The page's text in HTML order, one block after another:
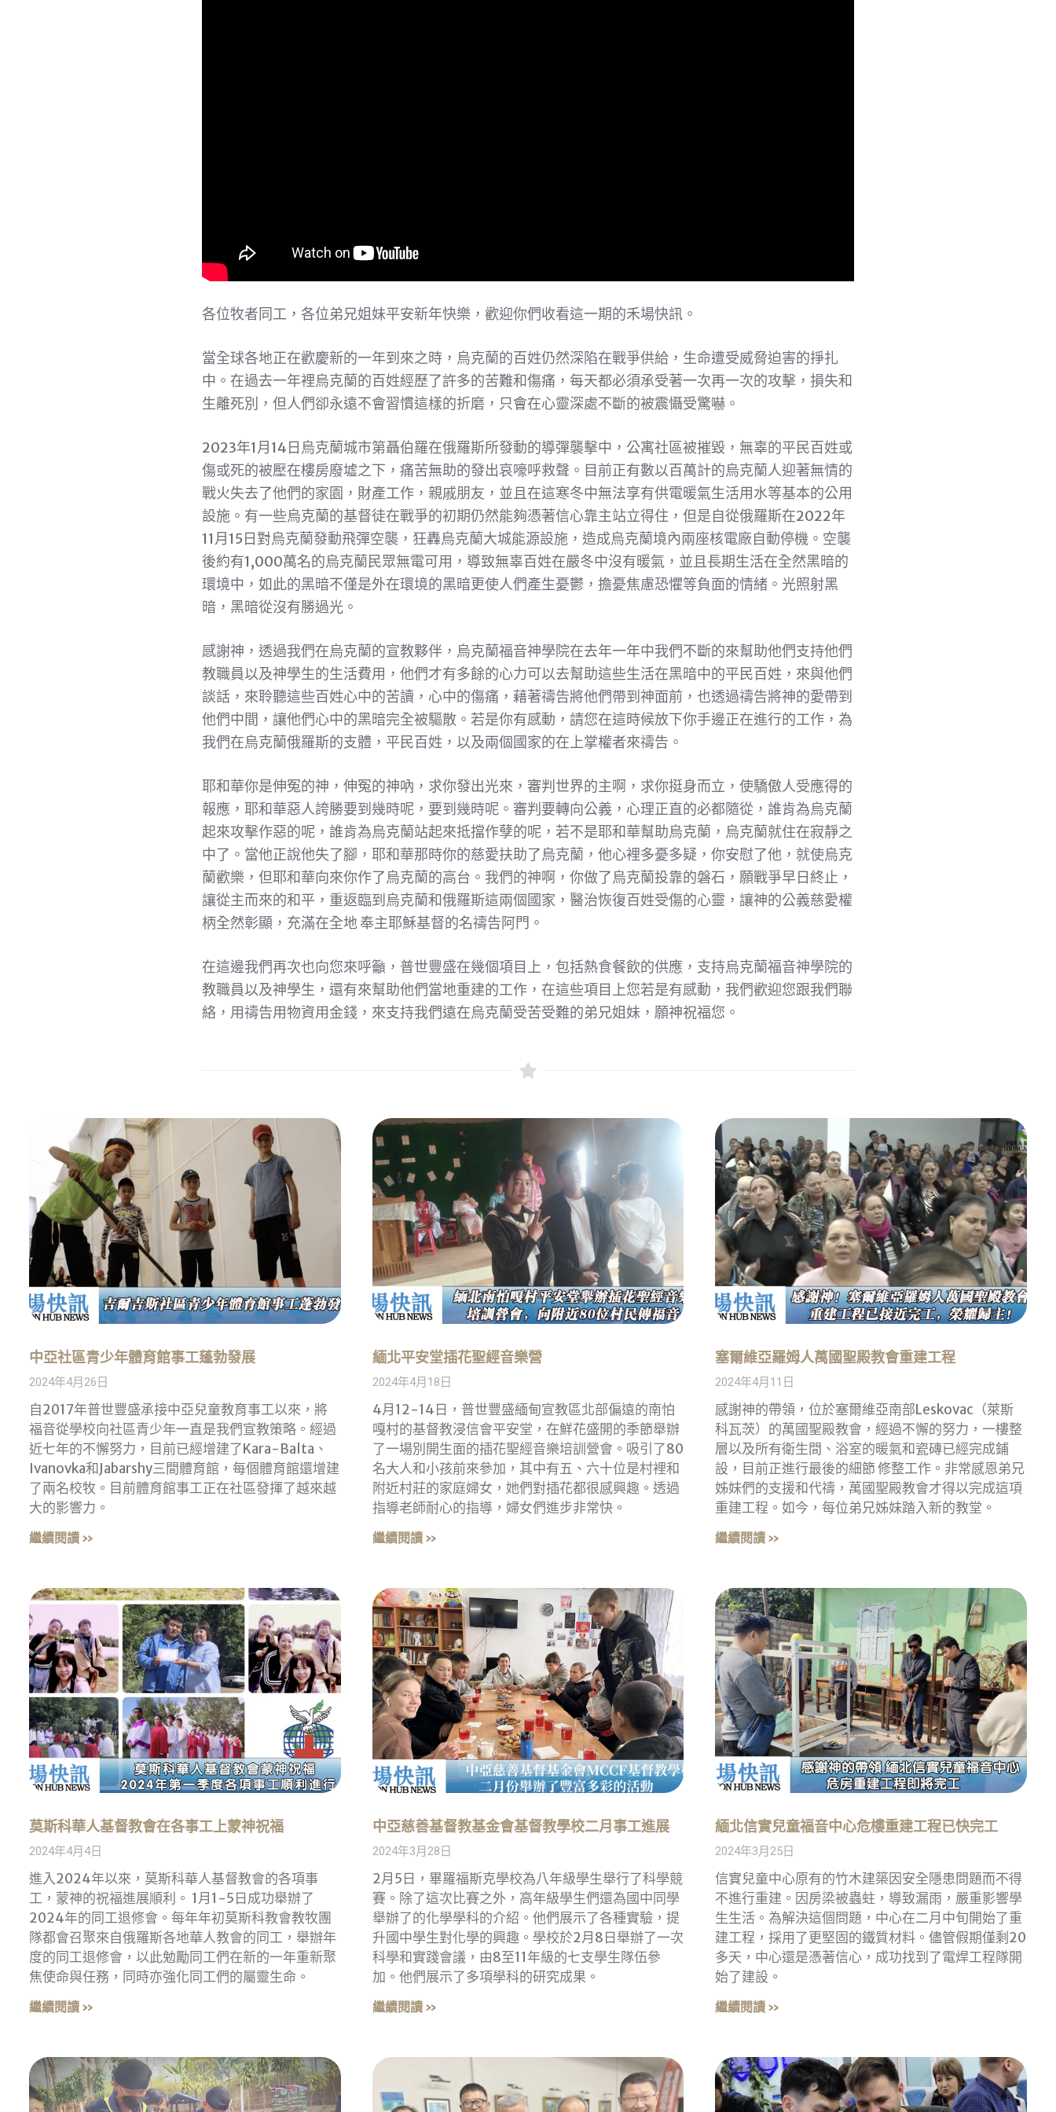
各位牧者同工，各位弟兄姐妹平安新年快樂，歡迎你們收看這一期的禾場快訊。
當全球各地正在歡慶新的一年到來之時，烏克蘭的百姓仍然深陷在戰爭供給，生命遭受威脅迫害的掙扎
中。在過去一年裡烏克蘭的百姓經歷了許多的苦難和傷痛，每天都必須承受著一次再一次的攻擊，損失和
生離死別，但人們卻永遠不會習慣這樣的折磨，只會在心靈深處不斷的被震懾受驚嚇。
2023年1月14日烏克蘭城市第聶伯羅在俄羅斯所發動的導彈襲擊中，公寓社區被摧毀，無辜的平民百姓或
傷或死的被壓在樓房廢墟之下，痛苦無助的發出哀嚎呼救聲。目前正有數以百萬計的烏克蘭人迎著無情的
戰火失去了他們的家園，財產工作，親戚朋友，並且在這寒冬中無法享有供電暖氣生活用水等基本的公用
設施。有一些烏克蘭的基督徒在戰爭的初期仍然能夠憑著信心靠主站立得住，但是自從俄羅斯在2022年
11月15日對烏克蘭發動飛彈空襲，狂轟烏克蘭大城能源設施，造成烏克蘭境內兩座核電廠自動停機。空襲
後約有1,000萬名的烏克蘭民眾無電可用，導致無辜百姓在嚴冬中沒有暖氣，並且長期生活在全然黑暗的
環境中，如此的黑暗不僅是外在環境的黑暗更使人們產生憂鬱，擔憂焦慮恐懼等負面的情緒。光照射黑
暗，黑暗從沒有勝過光。
感謝神，透過我們在烏克蘭的宣教夥伴，烏克蘭福音神學院在去年一年中我們不斷的來幫助他們支持他們
教職員以及神學生的生活費用，他們才有多餘的心力可以去幫助這些生活在黑暗中的平民百姓，來與他們
談話，來聆聽這些百姓心中的苦讀，心中的傷痛，藉著禱告將他們帶到神面前，也透過禱告將神的愛帶到
他們中間，讓他們心中的黑暗完全被驅散。若是你有感動，請您在這時候放下你手邊正在進行的工作，為
我們在烏克蘭俄羅斯的支體，平民百姓，以及兩個國家的在上掌權者來禱告。
耶和華你是伸冤的神，伸冤的神吶，求你發出光來，審判世界的主啊，求你挺身而立，使驕傲人受應得的
報應，耶和華惡人誇勝要到幾時呢，要到幾時呢。審判要轉向公義，心理正直的必都隨從，誰肯為烏克蘭
起來攻擊作惡的呢，誰肯為烏克蘭站起來抵擋作孽的呢，若不是耶和華幫助烏克蘭，烏克蘭就住在寂靜之
中了。當他正說他失了腳，耶和華那時你的慈愛扶助了烏克蘭，他心裡多憂多疑，你安慰了他，就使烏克
蘭歡樂，但耶和華向來你作了烏克蘭的高台。我們的神啊，你做了烏克蘭投靠的磐石，願戰爭早日終止，
讓從主而來的和平，重返臨到烏克蘭和俄羅斯這兩個國家，醫治恢復百姓受傷的心靈，讓神的公義慈愛權
柄全然彰顯，充滿在全地 奉主耶穌基督的名禱告阿門。
在這邊我們再次也向您來呼籲，普世豐盛在幾個項目上，包括熱食餐飲的供應，支持烏克蘭福音神學院的
教職員以及神學生，還有來幫助他們當地重建的工作，在這些項目上您若是有感動，我們歡迎您跟我們聯
絡，用禱告用物資用金錢，來支持我們遠在烏克蘭受苦受難的弟兄姐妹，願神祝福您。
中亞社區青少年體育館事工蓬勃發展
2024年4月26日
自2017年普世豐盛承接中亞兒童教育事工以來，將
福音從學校向社區青少年一直是我們宣教策略。經過
近七年的不懈努力，目前已經增建了Kara-Balta、
Ivanovka和Jabarshy三間體育館，每個體育館還增建
了兩名校牧。目前體育館事工正在社區發揮了越來越
大的影響力。
繼續閱讀 »
緬北平安堂插花聖經音樂營
2024年4月18日
4月12-14日，普世豐盛緬甸宣教區北部偏遠的南怕
嘎村的基督教浸信會平安堂，在鮮花盛開的季節舉辦
了一場別開生面的插花聖經音樂培訓營會。吸引了80
名大人和小孩前來參加，其中有五、六十位是村裡和
附近村莊的家庭婦女，她們對插花都很感興趣。透過
指導老師耐心的指導，婦女們進步非常快。
繼續閱讀 »
塞爾維亞羅姆人萬國聖殿教會重建工程
2024年4月11日
感謝神的帶領，位於塞爾維亞南部Leskovac（萊斯
科瓦茨）的萬國聖殿教會，經過不懈的努力，一樓整
層以及所有衛生間、浴室的暖氣和瓷磚已經完成鋪
設，目前正進行最後的細節 修整工作。非常感恩弟兄
姊妹們的支援和代禱，萬國聖殿教會才得以完成這項
重建工程。如今，每位弟兄姊妹踏入新的教堂。
繼續閱讀 »
莫斯科華人基督教會在各事工上蒙神祝福
2024年4月4日
進入2024年以來，莫斯科華人基督教會的各項事
工，蒙神的祝福進展順利。 1月1-5日成功舉辦了
2024年的同工退修會。每年年初莫斯科教會教牧團
隊都會召聚來自俄羅斯各地華人教會的同工，舉辦年
度的同工退修會，以此勉勵同工們在新的一年重新聚
焦使命與任務，同時亦強化同工們的屬靈生命。
繼續閱讀 »
中亞慈善基督教基金會基督教學校二月事工進展
2024年3月28日
2月5日，畢羅福斯克學校為八年級學生舉行了科學競
賽。除了這次比賽之外，高年級學生們還為國中同學
舉辦了的化學學科的介紹。他們展示了各種實驗，提
升國中學生對化學的興趣。學校於2月8日舉辦了一次
科學和實踐會議，由8至11年級的七支學生隊伍參
加。他們展示了多項學科的研究成果。
繼續閱讀 »
緬北信實兒童福音中心危樓重建工程已快完工
2024年3月25日
信實兒童中心原有的竹木建築因安全隱患問題而不得
不進行重建。因房梁被蟲蛀，導致漏雨，嚴重影響學
生生活。為解決這個問題，中心在二月中旬開始了重
建工程，採用了更堅固的鐵質材料。儘管假期僅剩20
多天，中心還是憑著信心，成功找到了電焊工程隊開
始了建設。
繼續閱讀 »